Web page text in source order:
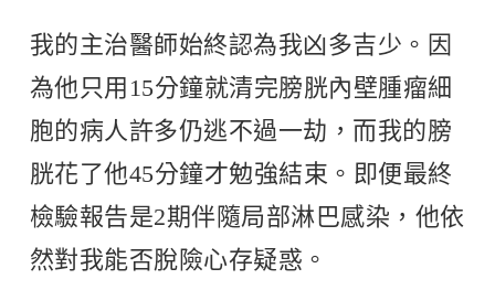
我的主治醫師始終認為我凶多吉少。因
為他只用15分鐘就清完膀胱內壁腫瘤細
胞的病人許多仍逃不過一劫，而我的膀
胱花了他45分鐘才勉強結束。即便最終
檢驗報告是2期伴隨局部淋巴感染，他依
然對我能否脫險心存疑惑。